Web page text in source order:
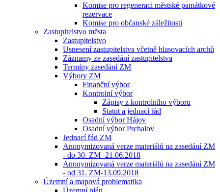
Komise pro regeneraci městské památkové
rezervace
Komise pro občanské záležitosti
Zastupitelstvo města
Zastupitelstvo
Usnesení zastupitelstva včetně hlasovacích archů
Záznamy ze zasedání zastupitelstva
Termíny zasedání ZM
Výbory ZM
Finanční výbor
Kontrolní výbor
Zápisy z kontrolního výboru
Statut a jednací řád
Osadní výbor Hájov
Osadní výbor Prchalov
Jednací řád ZM
Anonymizovaná verze materiálů na zasedání ZM
- do 30. ZM -21.06.2018
Anonymizovaná verze materiálů na zasedání ZM
- od 31. ZM-13.09.2018
Územní a mapová problematika
Územní plán